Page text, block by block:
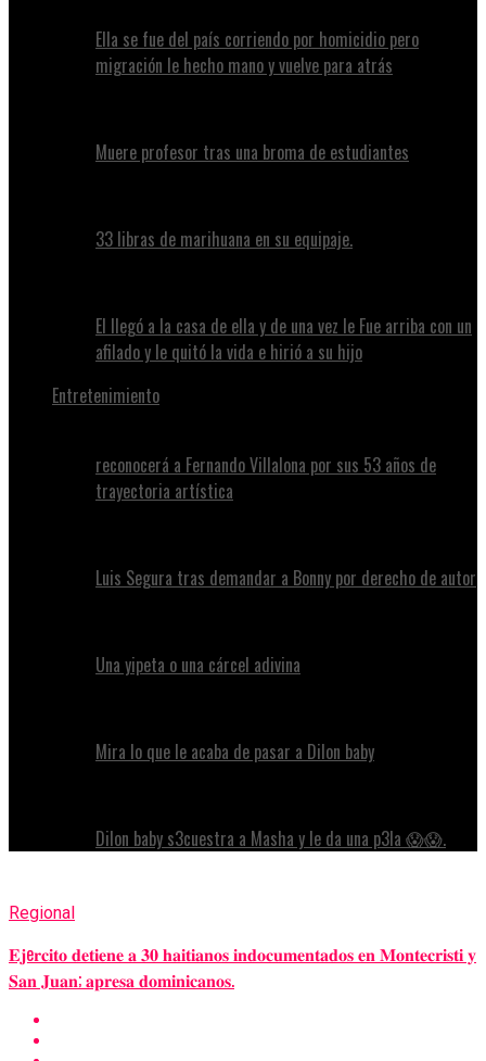
Ella se fue del país corriendo por homicidio pero
migración le hecho mano y vuelve para atrás
Muere profesor tras una broma de estudiantes
33 libras de marihuana en su equipaje.
El llegó a la casa de ella y de una vez le Fue arriba con un
afilado y le quitó la vida e hirió a su hijo
Entretenimiento
reconocerá a Fernando Villalona por sus 53 años de
trayectoria artística
Luis Segura tras demandar a Bonny por derecho de autor
Una yipeta o una cárcel adivina
Mira lo que le acaba de pasar a Dilon baby
Dilon baby s3cuestra a Masha y le da una p3la 😱😱.
Regional
𝐄𝐣e𝐫𝐜𝐢𝐭𝐨 𝐝𝐞𝐭𝐢𝐞𝐧𝐞 𝐚 𝟑𝟎 𝐡𝐚𝐢𝐭𝐢𝐚𝐧𝐨𝐬 𝐢𝐧𝐝𝐨𝐜𝐮𝐦𝐞𝐧𝐭𝐚𝐝𝐨𝐬 𝐞𝐧 𝐌𝐨𝐧𝐭𝐞𝐜𝐫𝐢𝐬𝐭𝐢 𝐲
𝐒𝐚𝐧 𝐉𝐮𝐚𝐧; 𝐚𝐩𝐫𝐞𝐬𝐚 𝐝𝐨𝐦𝐢𝐧𝐢𝐜𝐚𝐧𝐨𝐬.